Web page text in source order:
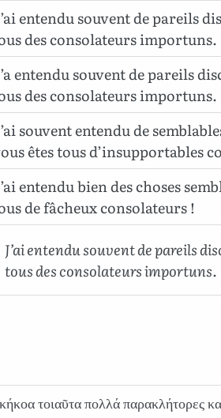
entendu souvent de pareils
des consolateurs importuns.
entendu souvent de pareils
des consolateurs importuns.
souvent entendu de
êtes tous d’insupportables
entendu bien des choses
de fâcheux consolateurs !
J’ai entendu souvent de pareils
tous des consolateurs importuns.
τοιαῦτα πολλά παρακλήτορες